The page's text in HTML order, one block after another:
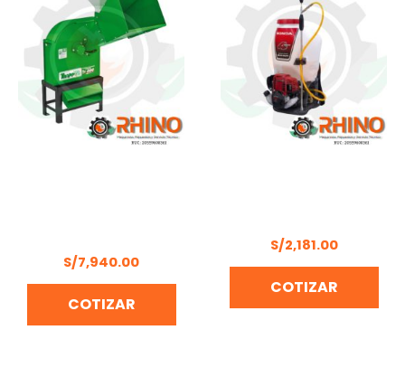
S/7,940.00
COTIZAR
S/2,181.00
COTIZAR